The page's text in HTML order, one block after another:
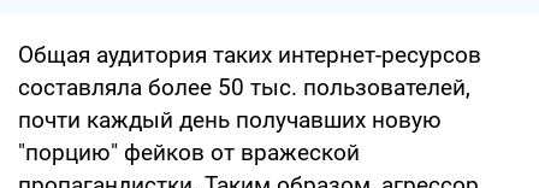
Общая аудитория таких интернет-ресурсов
составляла более 50 тыс. пользователей,
почти каждый день получавших новую
"порцию" фейков от вражеской